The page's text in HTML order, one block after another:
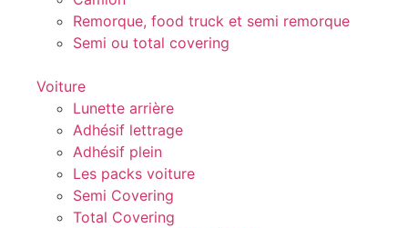
Remorque, food truck et semi remorque
Semi ou total covering
Voiture
Lunette arrière
Adhésif lettrage
Adhésif plein
Les packs voiture
Semi Covering
Total Covering